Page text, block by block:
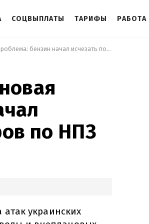
СОЦВЫПЛАТЫ ТАРИФЫ РАБОТА
В России назревает новая проблема: бензин начал исчезать после ударов по НПЗ
по НПЗ
атак украинских